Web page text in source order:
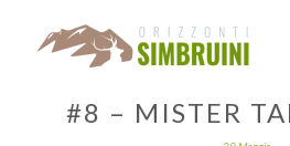
#8 – MISTER